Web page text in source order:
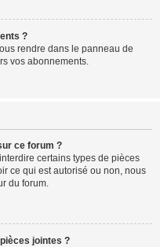
?
rendre dans le panneau de
vos abonnements.
ce forum ?
certains types de pièces
ce qui est autorisé ou non, nous
du forum.
jointes ?